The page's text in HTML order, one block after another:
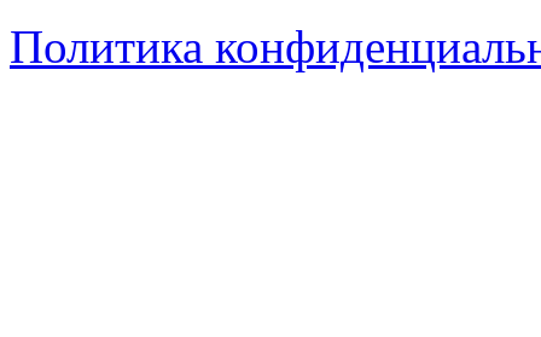
Политика